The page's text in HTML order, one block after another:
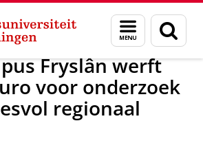
Menu
en
zoeken
Fryslân
Fryslân werft
voor onderzoek
regionaal